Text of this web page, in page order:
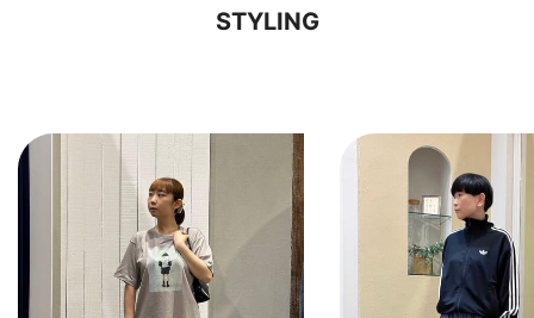
STYLING